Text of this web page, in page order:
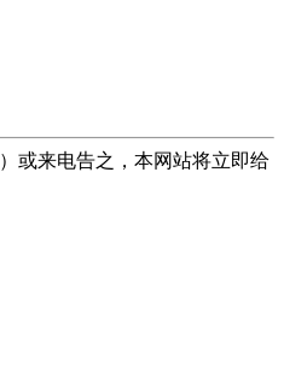
）或来电告之，本网站将立即给